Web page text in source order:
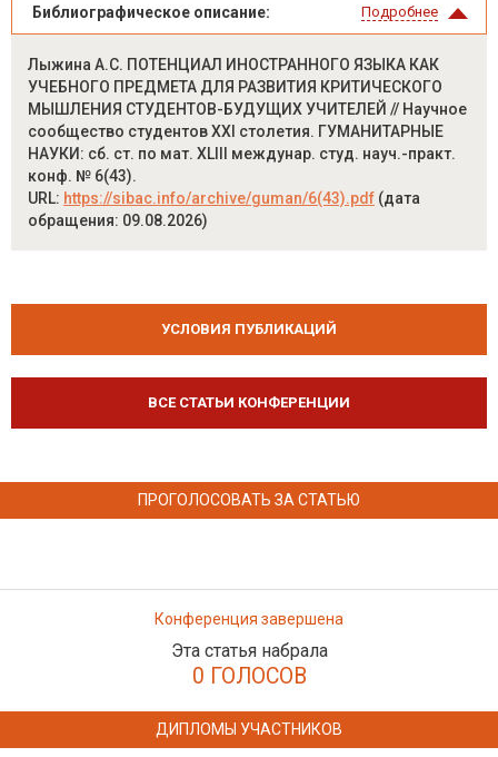
Библиографическое описание: Подробнее
Лыжина А.С. ПОТЕНЦИАЛ ИНОСТРАННОГО ЯЗЫКА КАК
УЧЕБНОГО ПРЕДМЕТА ДЛЯ РАЗВИТИЯ КРИТИЧЕСКОГО
МЫШЛЕНИЯ СТУДЕНТОВ-БУДУЩИХ УЧИТЕЛЕЙ // Научное
сообщество студентов XXI столетия. ГУМАНИТАРНЫЕ
НАУКИ: сб. ст. по мат. XLIII междунар. студ. науч.-практ.
конф. № 6(43).
URL: https://sibac.info/archive/guman/6(43).pdf (дата
обращения: 09.08.2026)
УСЛОВИЯ ПУБЛИКАЦИЙ
ВСЕ СТАТЬИ КОНФЕРЕНЦИИ
ПРОГОЛОСОВАТЬ ЗА СТАТЬЮ
Конференция завершена
Эта статья набрала
0 ГОЛОСОВ
ДИПЛОМЫ УЧАСТНИКОВ